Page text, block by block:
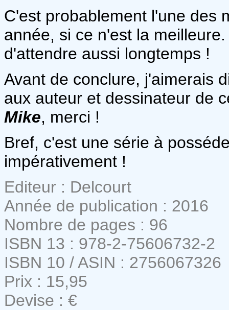
C'est probablement l'une des
année, si ce n'est la
d'attendre aussi longtemps !
Avant de conclure, j'aimerais
aux auteur et dessinateur de
Mike, merci !
Bref, c'est une série à
impérativement !
Editeur : Delcourt
Année de publication : 2016
Nombre de pages : 96
ISBN 13 : 978-2-75606732-2
ISBN 10 / ASIN : 2756067326
Prix : 15,95
Devise : €